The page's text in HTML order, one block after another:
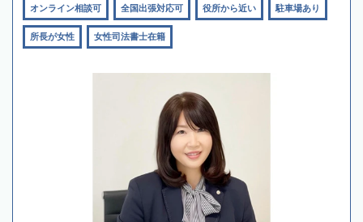
オンライン相談可 全国出張対応可 役所から近い 駐車場あり
所長が女性 女性司法書士在籍